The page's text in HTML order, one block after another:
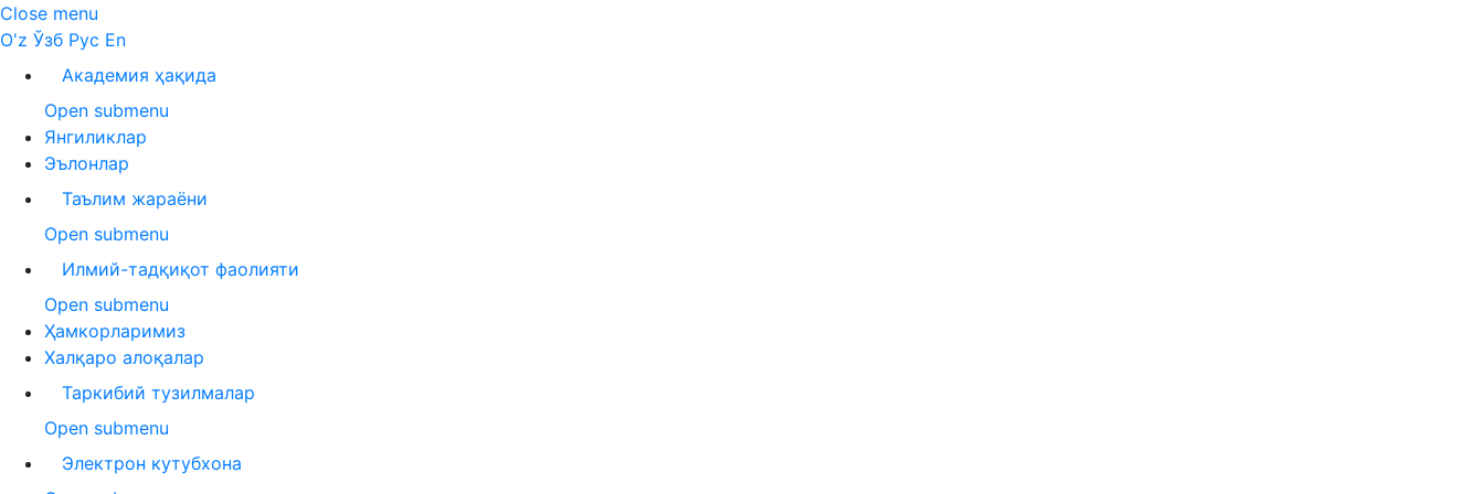
Close menu
O'z Ўзб Рус En
Академия ҳақида
Open submenu
Янгиликлар
Эълонлар
Таълим жараёни
Open submenu
Илмий-тадқиқот фаолияти
Open submenu
Ҳамкорларимиз
Халқаро алоқалар
Таркибий тузилмалар
Open submenu
Электрон кутубхона